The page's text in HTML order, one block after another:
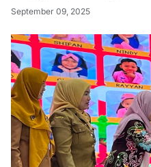
September 09, 2025